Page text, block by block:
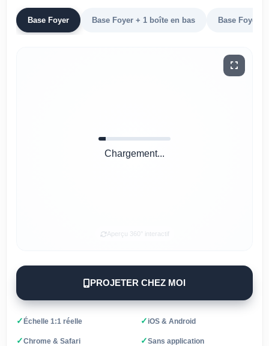
Base Foyer Base Foyer + 1 boîte en bas Base Foyer
Chargement...
Aperçu 360° interactif
PROJETER CHEZ MOI
✓Échelle 1:1 réelle ✓iOS & Android
✓Chrome & Safari ✓Sans application